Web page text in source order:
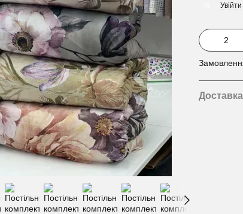
Увійти
Доставка